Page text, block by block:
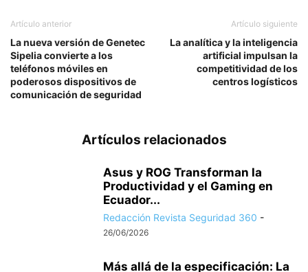
Artículo anterior
La nueva versión de Genetec
Sipelia convierte a los
teléfonos móviles en
poderosos dispositivos de
comunicación de seguridad
Artículo siguiente
La analítica y la inteligencia
artificial impulsan la
competitividad de los
centros logísticos
Artículos relacionados
Asus y ROG Transforman la
Productividad y el Gaming en
Ecuador...
Redacción Revista Seguridad 360 -
26/06/2026
Más allá de la especificación: La